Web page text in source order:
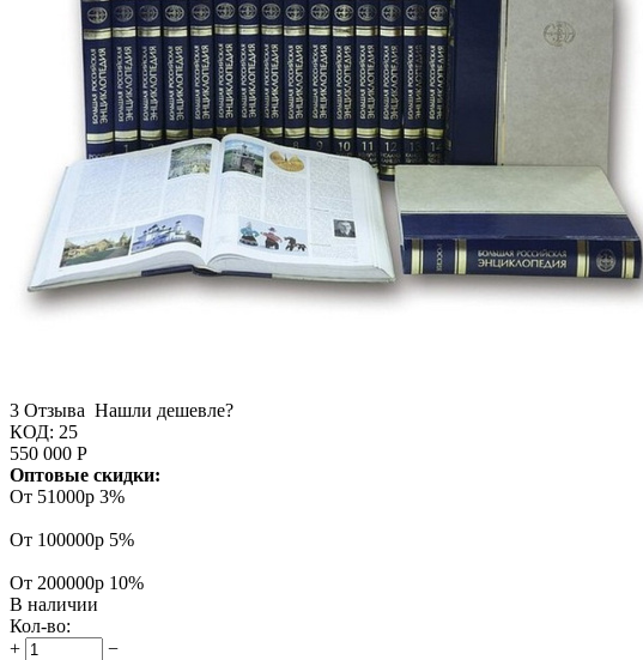
3 Отзыва Нашли дешевле?
КОД: 25
550 000 Р
Оптовые скидки:
От 51000р 3%
От 100000р 5%
От 200000р 10%
В наличии
Кол-во:
+
−